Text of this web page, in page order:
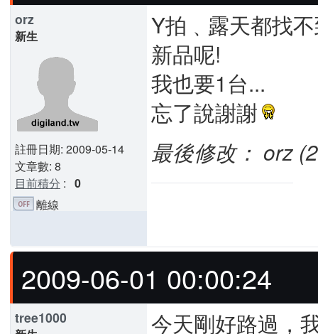
orz
新生
註冊日期: 2009-05-14
文章數: 8
目前積分 : 0
Y拍﹑露天都找
新品呢!
我也要1台...
忘了說謝謝
最後修改： orz
離線
2009-06-01 00:00:24
tree1000 今天剛好路過，